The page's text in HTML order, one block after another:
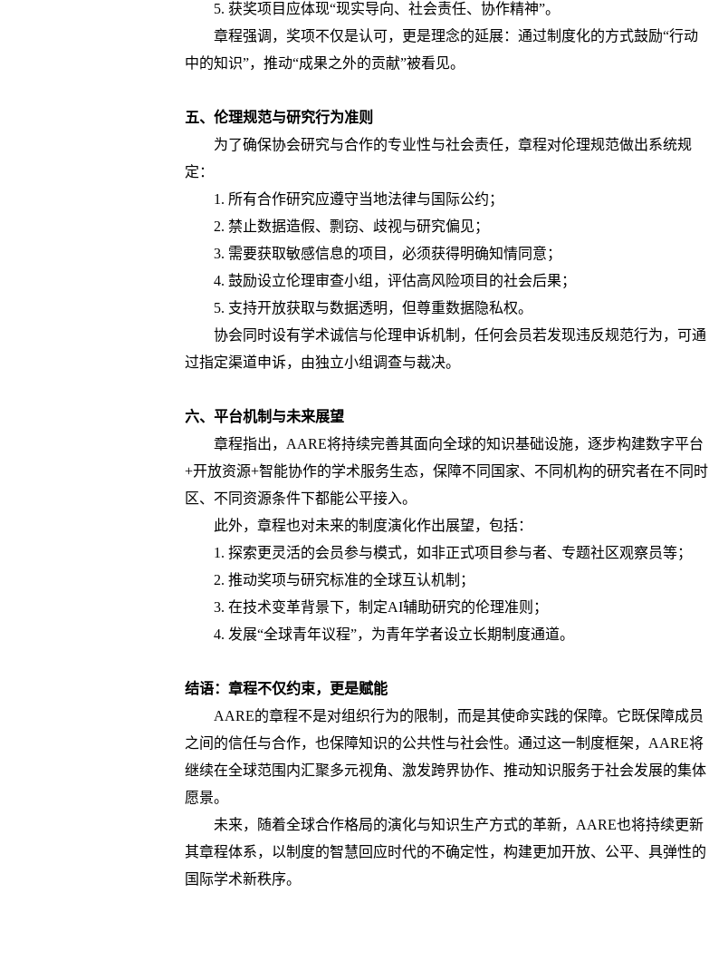
5. 获奖项目应体现“现实导向、社会责任、协作精神”。
章程强调，奖项不仅是认可，更是理念的延展：通过制度化的方式鼓励“行动
中的知识”，推动“成果之外的贡献”被看见。
五、伦理规范与研究行为准则
为了确保协会研究与合作的专业性与社会责任，章程对伦理规范做出系统规
定：
1. 所有合作研究应遵守当地法律与国际公约；
2. 禁止数据造假、剽窃、歧视与研究偏见；
3. 需要获取敏感信息的项目，必须获得明确知情同意；
4. 鼓励设立伦理审查小组，评估高风险项目的社会后果；
5. 支持开放获取与数据透明，但尊重数据隐私权。
协会同时设有学术诚信与伦理申诉机制，任何会员若发现违反规范行为，可通
过指定渠道申诉，由独立小组调查与裁决。
六、平台机制与未来展望
章程指出， AARE将持续完善其面向全球的知识基础设施，逐步构建数字平台
+开放资源+智能协作的学术服务生态，保障不同国家、不同机构的研究者在不同时
区、不同资源条件下都能公平接入。
此外，章程也对未来的制度演化作出展望，包括：
1. 探索更灵活的会员参与模式，如非正式项目参与者、专题社区观察员等；
2. 推动奖项与研究标准的全球互认机制；
3. 在技术变革背景下，制定AI辅助研究的伦理准则；
4. 发展“全球青年议程”，为青年学者设立长期制度通道。
结语：章程不仅约束，更是赋能
AARE的章程不是对组织行为的限制，而是其使命实践的保障。它既保障成员
之间的信任与合作，也保障知识的公共性与社会性。通过这一制度框架，AARE将
继续在全球范围内汇聚多元视角、激发跨界协作、推动知识服务于社会发展的集体
愿景。
未来，随着全球合作格局的演化与知识生产方式的革新， AARE也将持续更新
其章程体系，以制度的智慧回应时代的不确定性，构建更加开放、公平、具弹性的
国际学术新秩序。